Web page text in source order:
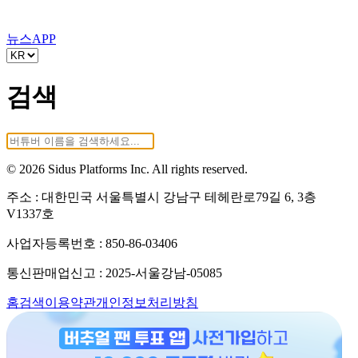
뉴스APP
검색
© 2026 Sidus Platforms Inc. All rights reserved.
주소 : 대한민국 서울특별시 강남구 테헤란로79길 6, 3층
V1337호
사업자등록번호 : 850-86-03406
통신판매업신고 : 2025-서울강남-05085
홈검색이용약관개인정보처리방침